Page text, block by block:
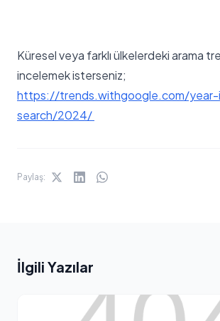
Küresel veya farklı ülkelerdeki arama
incelemek isterseniz;
https://trends.withgoogle.com/
search/2024/
Paylaş:
İlgili Yazılar